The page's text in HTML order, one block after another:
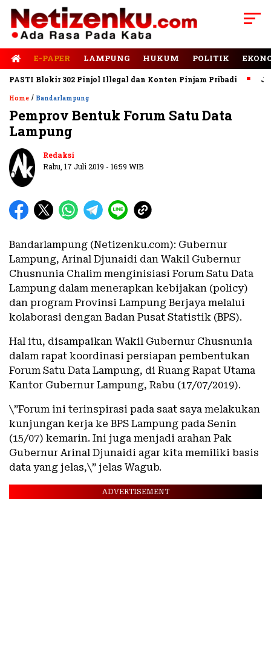
E-PAPER LAMPUNG HUKUM POLITIK
Blokir 302 Pinjol Illegal dan Konten Pinjam Pribadi Jalan
Home / Bandarlampung
Pemprov Bentuk Forum Satu Data
Lampung
Redaksi
Rabu, 17 Juli 2019 - 16:59 WIB
Bandarlampung (Netizenku.com): Gubernur
Lampung, Arinal Djunaidi dan Wakil Gubernur
Chusnunia Chalim menginisiasi Forum Satu Data
Lampung dalam menerapkan kebijakan (policy)
dan program Provinsi Lampung Berjaya melalui
kolaborasi dengan Badan Pusat Statistik (BPS).
Hal itu, disampaikan Wakil Gubernur Chusnunia
dalam rapat koordinasi persiapan pembentukan
Forum Satu Data Lampung, di Ruang Rapat Utama
Kantor Gubernur Lampung, Rabu (17/07/2019).
\”Forum ini terinspirasi pada saat saya melakukan
kunjungan kerja ke BPS Lampung pada Senin
(15/07) kemarin. Ini juga menjadi arahan Pak
Gubernur Arinal Djunaidi agar kita memiliki basis
data yang jelas,\” jelas Wagub.
ADVERTISEMENT